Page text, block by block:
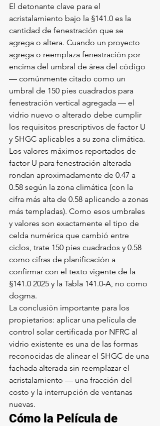
El detonante clave para el
acristalamiento bajo la §141.0 es la
cantidad de fenestración que se
agrega o altera. Cuando un proyecto
agrega o reemplaza fenestración por
encima del umbral de área del código
— comúnmente citado como un
umbral de 150 pies cuadrados para
fenestración vertical agregada — el
vidrio nuevo o alterado debe cumplir
los requisitos prescriptivos de factor U
y SHGC aplicables a su zona climática.
Los valores máximos reportados de
factor U para fenestración alterada
rondan aproximadamente de 0.47 a
0.58 según la zona climática (con la
cifra más alta de 0.58 aplicando a zonas
más templadas). Como esos umbrales
y valores son exactamente el tipo de
celda numérica que cambió entre
ciclos, trate 150 pies cuadrados y 0.58
como cifras de planificación a
confirmar con el texto vigente de la
§141.0 2025 y la Tabla 141.0-A, no como
dogma.
La conclusión importante para los
propietarios: aplicar una película de
control solar certificada por NFRC al
vidrio existente es una de las formas
reconocidas de alinear el SHGC de una
fachada alterada sin reemplazar el
acristalamiento — una fracción del
costo y la interrupción de ventanas
nuevas.
Cómo la Película de